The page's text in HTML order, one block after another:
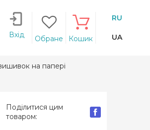
Вхід Обране Кошик
RU
UA
на папері
Поділитися цим
товаром: